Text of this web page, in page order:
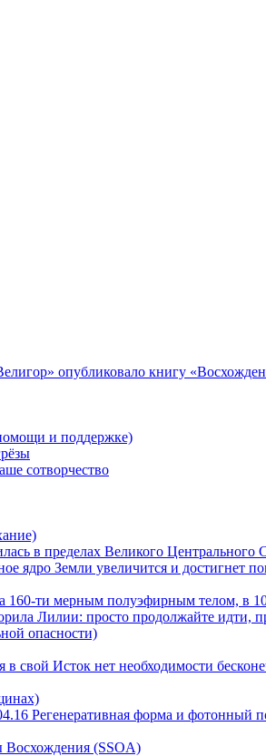
опубликовало книгу
и поддержке)
сотворчество
в пределах Великого
ядро Земли увеличится и достигнет
ти мерным полуэфирным телом, в
Лилии: просто продолжайте идти,
опасности)
свой Исток нет необходимости
Регенеративная форма и фотонный
(SSOA)